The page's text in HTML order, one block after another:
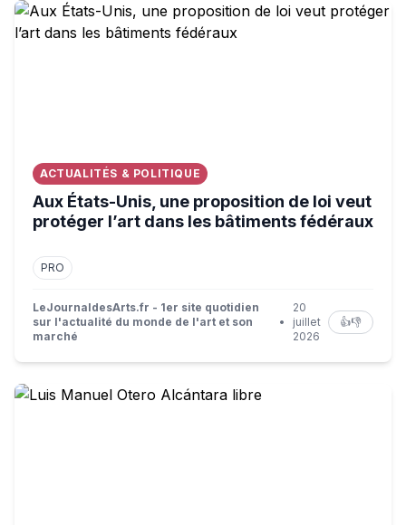
Aux États-Unis, une proposition de loi veut protéger
ACTUALITÉS & POLITIQUE
Aux États-Unis, une proposition de loi veut
protéger l’art dans les bâtiments fédéraux
PRO
LeJournaldesArts.fr - 1er site quotidien
sur l'actualité du monde de l'art et son
marché
•
20
juillet
2026
👍👎
Luis Manuel Otero Alcántara libre